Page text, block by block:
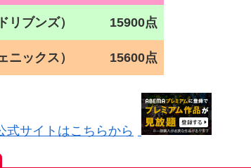
リブンズ） 15900点
ニックス） 15600点
式サイトはこちらから